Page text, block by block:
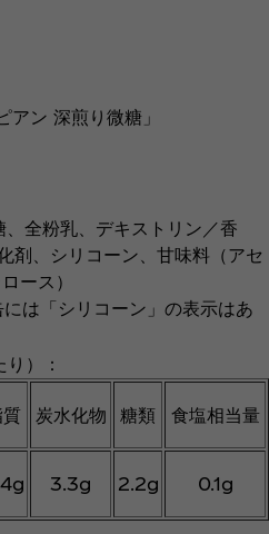
アン 深煎り微糖」
全粉乳、デキストリン／香
剤、シリコーン、甘味料（アセ
ース）
は「シリコーン」の表示はあ
）：
質 炭水化物 糖類 食塩相当量
3.3g 2.2g 0.1g